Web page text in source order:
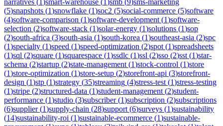
(5)snapshots (1)snowflake (1)soc2 (5)social-commerce (5)software
(4)software-comparison (1)software-development (1)software-
selection (2)software-stack (1)solar-energy (1)solutions (1)sop
(2)south-africa (3)south-asia (1)south-korea (1)southeast-asia (2)spc
(1)specialty (1)speed (1)speed-optimization (2)spot (1)spreadsheets
(1)sql (2)square (1)squarespace (1)ssdlc (1)ssl (2)sso (2)sst (1)star-
schema (2)startup (2)state-management (1)stock-control (1)store
(1)store-optimization (1)store-setup (2)storefront-api (3)storefront-
design (1)stp (1)strategy (35)streaming (4)stress-test (1)stress-testing
(1)stripe (2)structured-data (1)student-management (2)student-
performance (1)studio (3)subscriber(1)subscription (2)subscriptions
(6)supplier(1)supply-chain (28)support (6)surveys (1)sustainability
(14)sustainability-roi (1)sustainable-ecommerce (1)sustainable-